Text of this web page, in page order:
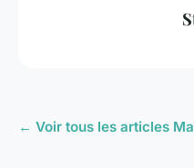
← Voir tous les articles